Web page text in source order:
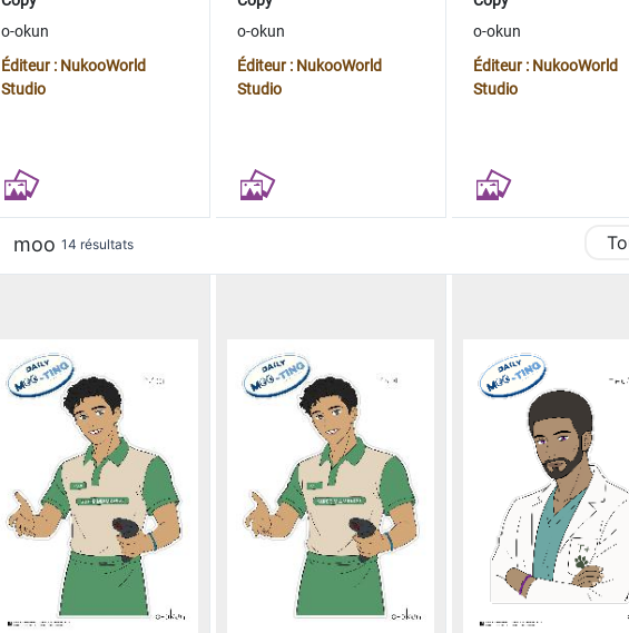
o-okun
Éditeur : NukooWorld
Studio
o-okun
Éditeur : NukooWorld
Studio
o-okun
Éditeur : NukooWorld
Studio
moo 14 résultats